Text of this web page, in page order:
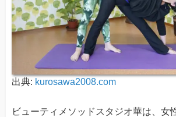
出典: kurosawa2008.com
ビューティメソッドスタジオ華は、女